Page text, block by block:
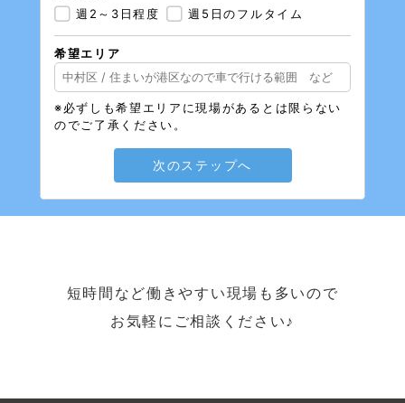
週2～3日程度
週5日のフルタイム
希望エリア
※必ずしも希望エリアに現場があるとは限らない
のでご了承ください。
次のステップへ
短時間など働きやすい現場も多いので
お気軽にご相談ください♪